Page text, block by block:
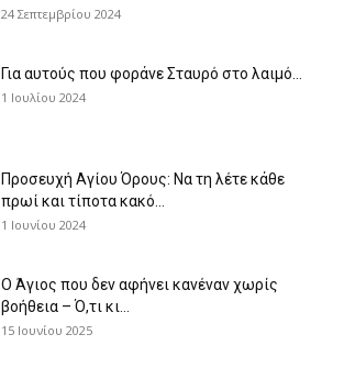
24 Σεπτεμβρίου 2024
Για αυτούς που φοράνε Σταυρό στο λαιμό…
1 Ιουλίου 2024
Προσευχή Αγίου Όρους: Να τη λέτε κάθε
πρωί και τίποτα κακό...
1 Ιουνίου 2024
Ο Άγιος που δεν αφήνει κανέναν χωρίς
βοήθεια – Ό,τι κι...
15 Ιουνίου 2025